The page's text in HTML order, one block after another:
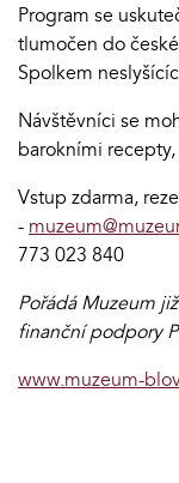
Program se
tlumočen do
Spolkem
Návštěvníci se
barokními
Vstup zdarma,
-
773 023 840
Pořádá Muzeum
finanční podpory
www.muzeum-